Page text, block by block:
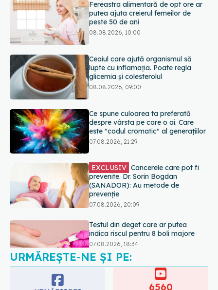
Ceaiul care ajută organismul să
lupte cu inflamația. Poate regla
glicemia și colesterolul
08.08.2026, 09:00
Ce spune culoarea ta preferată
despre vârsta pe care o ai. Care
este "codul cromatic" al generațiilor
07.08.2026, 21:29
EXCLUSIV Cancerele care pot fi
prevenite. Dr. Sorin Bogdan
(SANADOR): Au metode de
prevenție
Testul din deget care ar putea
indica riscul pentru 8 boli majore
07.08.2026, 18:34
Fereastra alimentară de opt ore ar
putea ajuta creierul femeilor de
peste 50 de ani
08.08.2026, 10:00
URMĂREȘTE-NE ȘI PE:
URMĂRITORI